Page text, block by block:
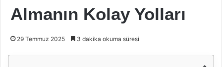
Almanın Kolay Yolları
29 Temmuz 2025 3 dakika okuma süresi